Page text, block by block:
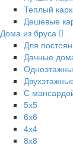
Теплый
Дешевые
Дома из бруса
Для
Дачные
С
5х5
6х6
4х4
8х8